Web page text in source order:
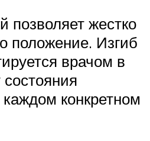
позволяет жестко
положение. Изгиб
врачом в
конкретном